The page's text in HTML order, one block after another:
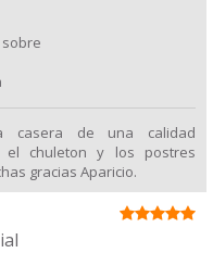
casera de una calidad
el chuleton y los postres
gracias Aparicio.